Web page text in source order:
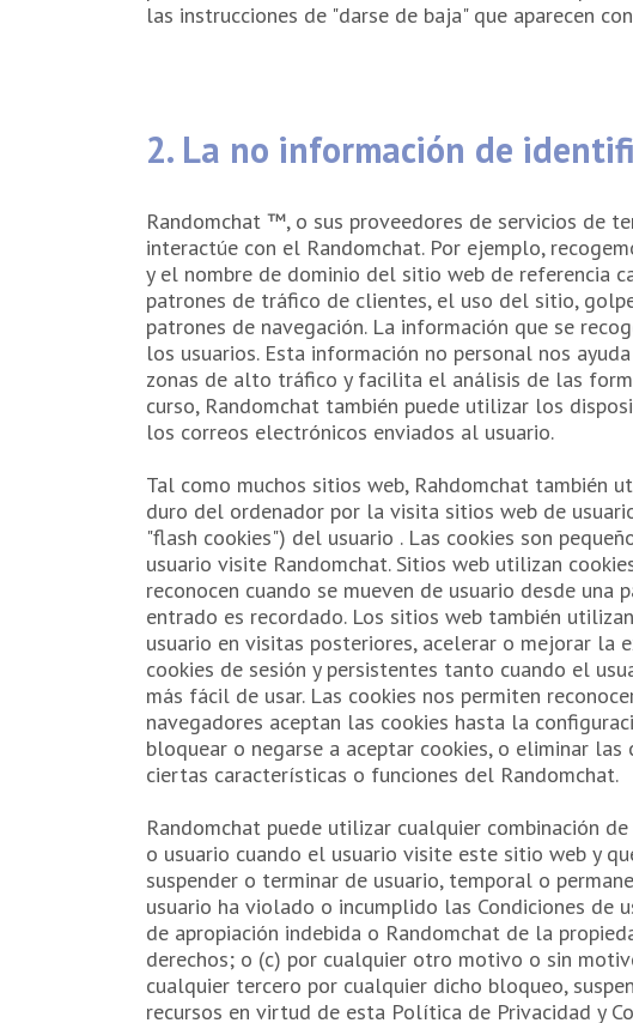
las instrucciones de "darse de baja" que aparecen
2. La no información de
Randomchat ™, o sus proveedores de servicios de
interactúe con el Randomchat. Por ejemplo,
y el nombre de dominio del sitio web de referencia
patrones de tráfico de clientes, el uso del sitio,
patrones de navegación. La información que se
los usuarios. Esta información no personal nos
zonas de alto tráfico y facilita el análisis de las
curso, Randomchat también puede utilizar los
los correos electrónicos enviados al usuario.
Tal como muchos sitios web, Rahdomchat también
duro del ordenador por la visita sitios web de
"flash cookies") del usuario . Las cookies son
usuario visite Randomchat. Sitios web utilizan
reconocen cuando se mueven de usuario desde
entrado es recordado. Los sitios web también
usuario en visitas posteriores, acelerar o mejorar la
cookies de sesión y persistentes tanto cuando el
más fácil de usar. Las cookies nos permiten
navegadores aceptan las cookies hasta la
bloquear o negarse a aceptar cookies, o eliminar
ciertas características o funciones del Randomchat.
Randomchat puede utilizar cualquier combinación
o usuario cuando el usuario visite este sitio web y
suspender o terminar de usuario, temporal o
usuario ha violado o incumplido las Condiciones
de apropiación indebida o Randomchat de la
derechos; o (c) por cualquier otro motivo o sin
cualquier tercero por cualquier dicho bloqueo,
recursos en virtud de esta Política de Privacidad y